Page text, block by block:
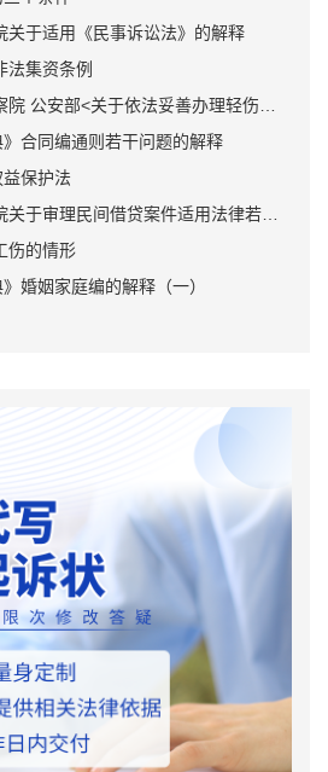
关于适用《民事诉讼法》的解释
法集资条例
》合同编通则若干问题的解释
保护法
伤的情形
婚姻家庭编的解释（一）